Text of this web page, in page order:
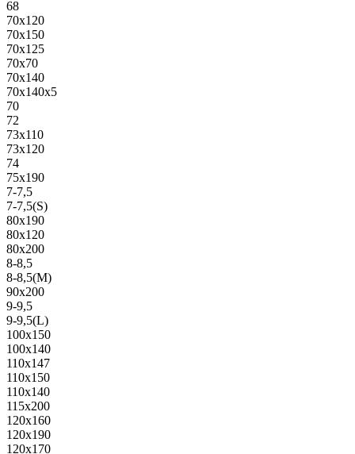
68
70х120
70х150
70х125
70х70
70х140
70х140х5
70
72
73х110
73х120
74
75х190
7-7,5
7-7,5(S)
80х190
80х120
80х200
8-8,5
8-8,5(M)
90х200
9-9,5
9-9,5(L)
100х150
100х140
110х147
110х150
110х140
115х200
120х160
120х190
120х170